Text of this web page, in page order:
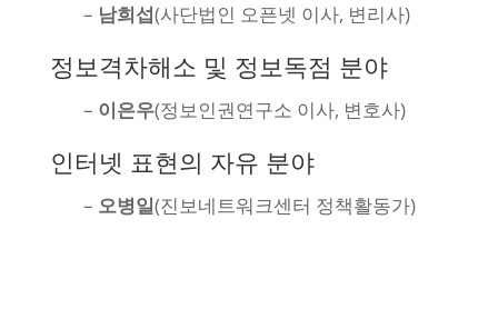
– 남희섭(사단법인 오픈넷 이사, 변리사)
정보격차해소 및 정보독점 분야
– 이은우(정보인권연구소 이사, 변호사)
인터넷 표현의 자유 분야
– 오병일(진보네트워크센터 정책활동가)